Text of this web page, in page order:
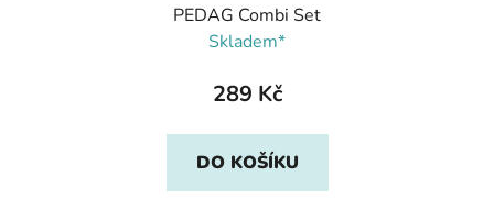
PEDAG Combi Set
Skladem*
289 Kč
DO KOŠÍKU